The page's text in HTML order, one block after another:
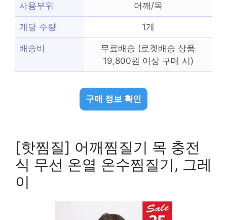
사용부위 어깨/목
개당 수량 1개
배송비
무료배송 (로켓배송 상품
19,800원 이상 구매 시)
구매 정보 확인
[핫찜질] 어깨찜질기 목 충전
식 무선 온열 온수찜질기, 그레
이